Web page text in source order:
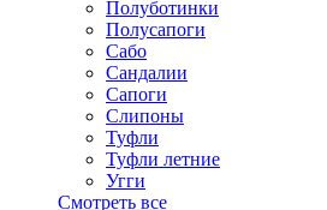
Полуботинки
Полусапоги
Сабо
Сандалии
Сапоги
Слипоны
Туфли
Туфли летние
Угги
Смотреть все